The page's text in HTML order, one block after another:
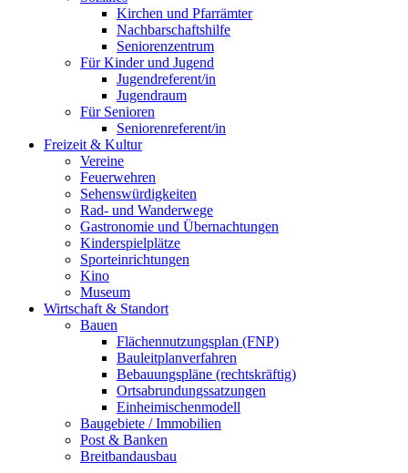
Kirchen und Pfarrämter
Nachbarschaftshilfe
Seniorenzentrum
Für Kinder und Jugend
Jugendreferent/in
Jugendraum
Für Senioren
Seniorenreferent/in
Freizeit & Kultur
Vereine
Feuerwehren
Sehenswürdigkeiten
Rad- und Wanderwege
Gastronomie und Übernachtungen
Kinderspielplätze
Sporteinrichtungen
Kino
Museum
Wirtschaft & Standort
Bauen
Flächennutzungsplan (FNP)
Bauleitplanverfahren
Bebauungspläne (rechtskräftig)
Ortsabrundungssatzungen
Einheimischenmodell
Baugebiete / Immobilien
Post & Banken
Breitbandausbau